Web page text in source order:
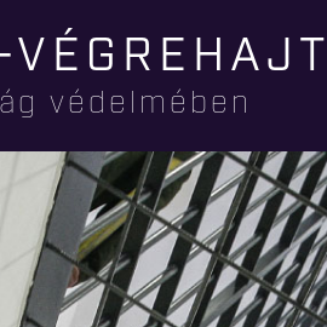
védelmében